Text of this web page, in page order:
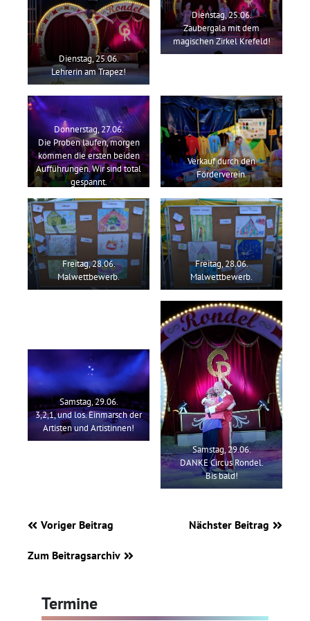
Dienstag, 25.06.
Lehrerin am Trapez!
Dienstag, 25.06.
Zaubergala mit dem
magischen Zirkel Krefeld!
Donnerstag, 27.06.
Die Proben laufen, morgen
kommen die ersten beiden
Aufführungen. Wir sind total
gespannt.
Verkauf durch den
Förderverein.
Freitag, 28.06.
Malwettbewerb.
Freitag, 28.06.
Malwettbewerb.
Samstag, 29.06.
3,2,1, und los. Einmarsch der
Artisten und Artistinnen!
Samstag, 29.06.
DANKE Circus Rondel.
Bis bald!
Voriger Beitrag Nächster Beitrag
Zum Beitragsarchiv
Termine